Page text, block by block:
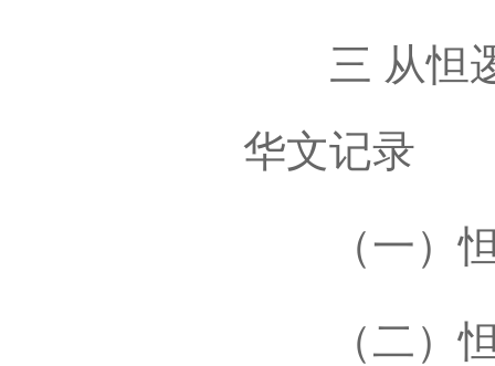
三 从怛逻
华文记录
（一）怛
（二）怛